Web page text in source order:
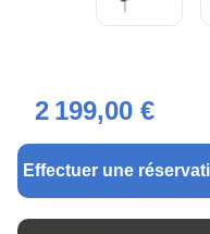
2 199,00 €
Effectuer une